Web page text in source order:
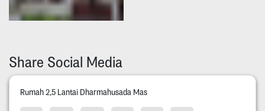
Share Social Media
Rumah 2,5 Lantai Dharmahusada Mas